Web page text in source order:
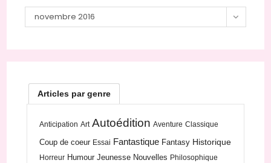
Archives
novembre 2016
Articles par genre
Anticipation Art Autoédition Aventure Classique
Coup de coeur Essai Fantastique Fantasy Historique
Horreur Humour Jeunesse Nouvelles Philosophique